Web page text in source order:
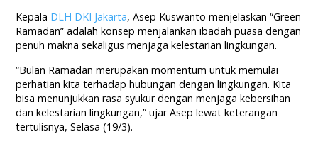
Kepala DLH DKI Jakarta, Asep Kuswanto menjelaskan “Green
Ramadan” adalah konsep menjalankan ibadah puasa dengan
penuh makna sekaligus menjaga kelestarian lingkungan.
“Bulan Ramadan merupakan momentum untuk memulai
perhatian kita terhadap hubungan dengan lingkungan. Kita
bisa menunjukkan rasa syukur dengan menjaga kebersihan
dan kelestarian lingkungan,” ujar Asep lewat keterangan
tertulisnya, Selasa (19/3).